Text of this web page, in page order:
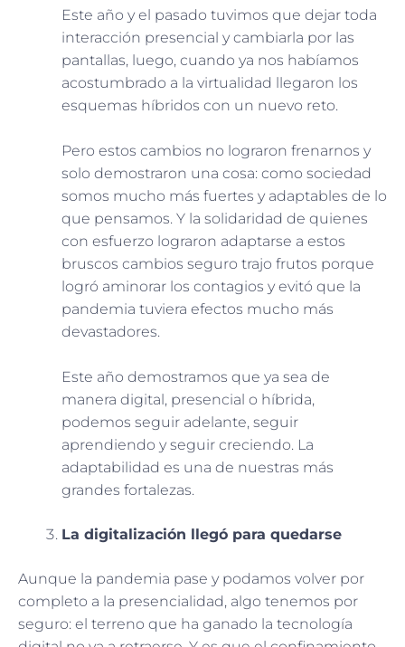
Este año y el pasado tuvimos que dejar toda
interacción presencial y cambiarla por las
pantallas, luego, cuando ya nos habíamos
acostumbrado a la virtualidad llegaron los
esquemas híbridos con un nuevo reto.
Pero estos cambios no lograron frenarnos y
solo demostraron una cosa: como sociedad
somos mucho más fuertes y adaptables de lo
que pensamos. Y la solidaridad de quienes
con esfuerzo lograron adaptarse a estos
bruscos cambios seguro trajo frutos porque
logró aminorar los contagios y evitó que la
pandemia tuviera efectos mucho más
devastadores.
Este año demostramos que ya sea de
manera digital, presencial o híbrida,
podemos seguir adelante, seguir
aprendiendo y seguir creciendo. La
adaptabilidad es una de nuestras más
grandes fortalezas.
La digitalización llegó para quedarse
Aunque la pandemia pase y podamos volver por
completo a la presencialidad, algo tenemos por
seguro: el terreno que ha ganado la tecnología